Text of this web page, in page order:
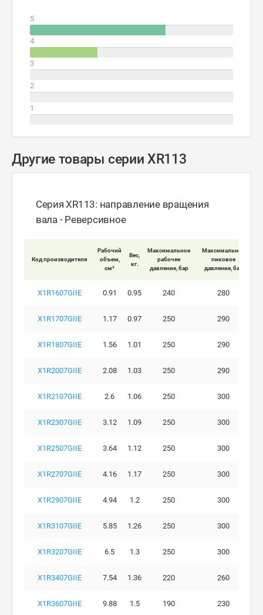
5
4
3
2
1
Другие товары серии XR113
Серия XR113: направление вращения
вала - Реверсивное
Код производителя
Рабочий
объем,
см³
Вес,
кг.
Максимальное
рабочее
давление, бар
Максимальное
пиковое
давление, бар
X1R1607GIIE 0.91 0.95 240 280
X1R1707GIIE 1.17 0.97 250 290
X1R1807GIIE 1.56 1.01 250 290
X1R2007GIIE 2.08 1.03 250 290
X1R2107GIIE 2.6 1.06 250 300
X1R2307GIIE 3.12 1.09 250 300
X1R2507GIIE 3.64 1.12 250 300
X1R2707GIIE 4.16 1.17 250 300
X1R2907GIIE 4.94 1.2 250 300
X1R3107GIIE 5.85 1.26 250 300
X1R3207GIIE 6.5 1.3 250 300
X1R3407GIIE 7.54 1.36 220 260
X1R3607GIIE 9.88 1.5 190 230